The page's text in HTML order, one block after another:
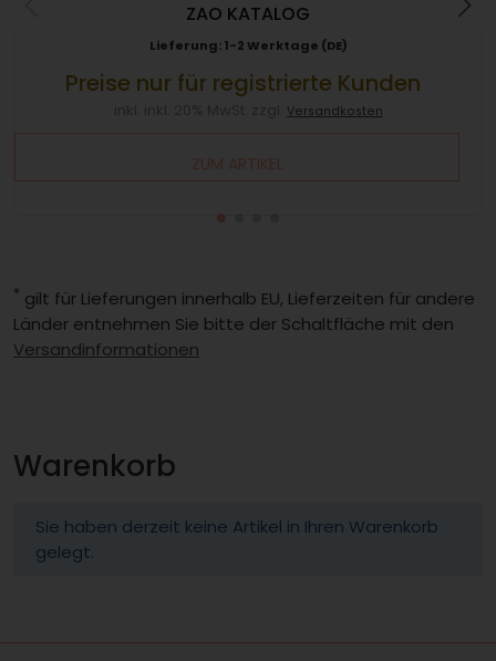
ZAO KATALOG
Lieferung: 1-2 Werktage (DE)
Preise nur für registrierte Kunden
Versandkosten
ZUM ARTIKEL
* gilt für Lieferungen innerhalb EU, Lieferzeiten für andere
Länder entnehmen Sie bitte der Schaltfläche mit den
Versandinformationen
Warenkorb
Sie haben derzeit keine Artikel in Ihren Warenkorb
gelegt.